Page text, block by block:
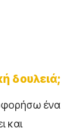
δουλειά;
ένα
και